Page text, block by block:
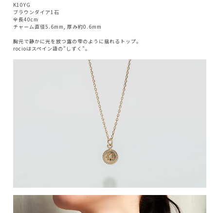
K10YG
ブラウンダイア1石
全長40cm
チャーム直径5.6mm, 厚み約0.6mm
胸元で静かに光を放つ露の雫のように揺れるトップ。
rocioはスペイン語の”しずく”。